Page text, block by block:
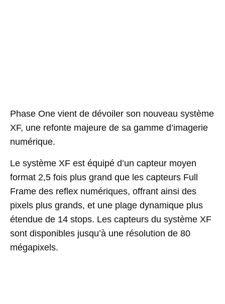
Phase One vient de dévoiler son nouveau système
XF, une refonte majeure de sa gamme d’imagerie
numérique.
Le système XF est équipé d’un capteur moyen
format 2,5 fois plus grand que les capteurs Full
Frame des reflex numériques, offrant ainsi des
pixels plus grands, et une plage dynamique plus
étendue de 14 stops. Les capteurs du système XF
sont disponibles jusqu’à une résolution de 80
mégapixels.